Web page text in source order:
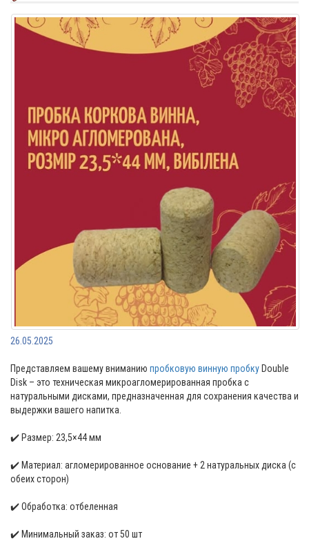
26.05.2025
Представляем вашему вниманию пробковую винную пробку Double
Disk – это техническая микроагломерированная пробка с
натуральными дисками, предназначенная для сохранения качества и
выдержки вашего напитка.
✔️ Размер: 23,5×44 мм
✔️ Материал: агломерированное основание + 2 натуральных диска (с
обеих сторон)
✔️ Обработка: отбеленная
✔️ Минимальный заказ: от 50 шт